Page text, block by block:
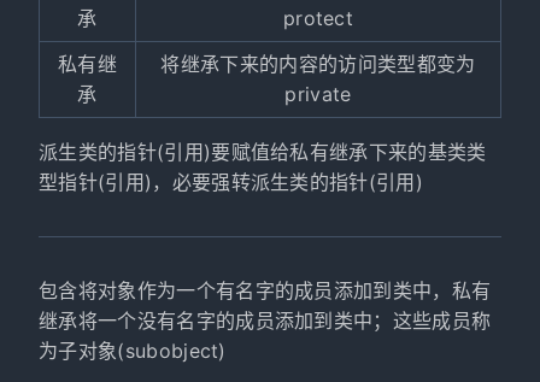
承
protect
私有继
承
将继承下来的内容的访问类型都变为
private
派生类的指针(引用)要赋值给私有继承下来的基类类
型指针(引用)，必要强转派生类的指针(引用)
包含将对象作为一个有名字的成员添加到类中，私有
继承将一个没有名字的成员添加到类中；这些成员称
为子对象(subobject)